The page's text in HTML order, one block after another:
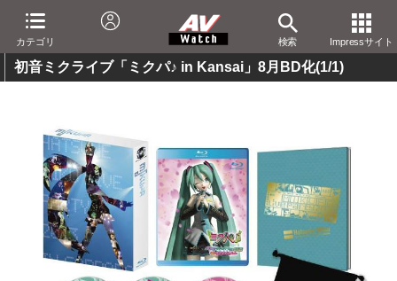
カテゴリ 検索 Impressサイト
初音ミクライブ「ミクパ♪ in Kansai」8月BD化(1/1)